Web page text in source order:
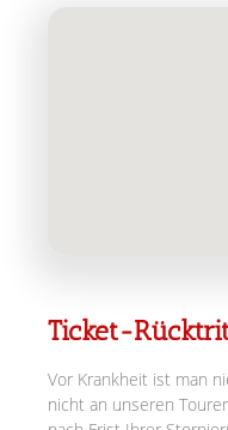
Ticket-
Vor Krankheit ist man
nicht an unseren